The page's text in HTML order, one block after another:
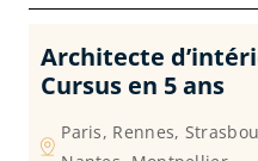
Architecte
Cursus en 5 ans
Paris, Rennes,